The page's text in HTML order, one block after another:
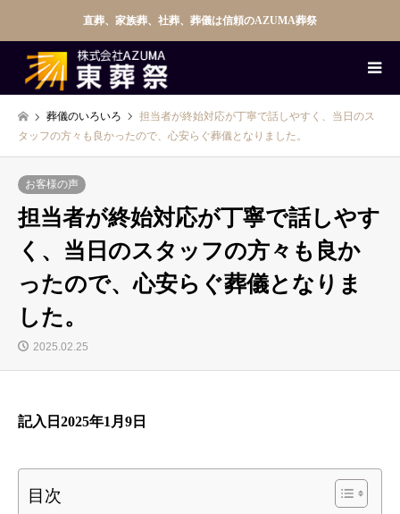
直葬、家族葬、社葬、葬儀は信頼のAZUMA葬祭
葬儀のいろいろ
担当者が終始対応が丁寧で話しやすく、当日のス
タッフの方々も良かったので、心安らぐ葬儀となりました。
お客様の声
担当者が終始対応が丁寧で話しやす
く、当日のスタッフの方々も良か
ったので、心安らぐ葬儀となりま
した。
2025.02.25
記入日2025年1月9日
目次